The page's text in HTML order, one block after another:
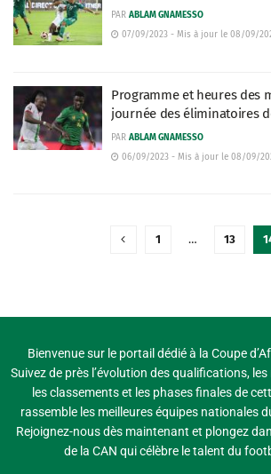
PAR ABLAM GNAMESSO
07/09/2023 - Mis à jour le 08/09/
Programme et heures des
journée des éliminatoires
PAR ABLAM GNAMESSO
06/09/2023 - Mis à jour le 08/09/
1 … 13
Bienvenue sur le portail dédié à la Coupe
Suivez de près l’évolution des qualifications,
les classements et les phases finales de
rassemble les meilleures équipes nationales
Rejoignez-nous dès maintenant et plongez
de la CAN qui célèbre le talent du